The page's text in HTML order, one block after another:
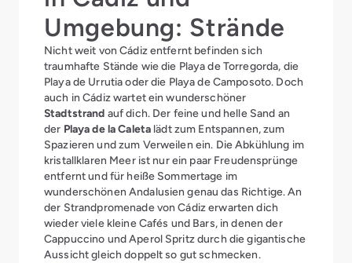
Umgebung: Strände
Nicht weit von Cádiz entfernt befinden sich
traumhafte Stände wie die Playa de Torregorda, die
Playa de Urrutia oder die Playa de Camposoto. Doch
auch in Cádiz wartet ein wunderschöner
Stadtstrand auf dich. Der feine und helle Sand an
der Playa de la Caleta lädt zum Entspannen, zum
Spazieren und zum Verweilen ein. Die Abkühlung im
kristallklaren Meer ist nur ein paar Freudensprünge
entfernt und für heiße Sommertage im
wunderschönen Andalusien genau das Richtige. An
der Strandpromenade von Cádiz erwarten dich
wieder viele kleine Cafés und Bars, in denen der
Cappuccino und Aperol Spritz durch die gigantische
Aussicht gleich doppelt so gut schmecken.